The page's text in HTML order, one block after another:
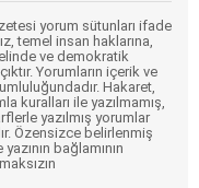
yorum sütunları ifade
temel insan haklarına,
ve demokratik
Yorumların içerik ve
Hakaret,
kuralları ile yazılmamış,
yazılmış yorumlar
Özensizce belirlenmiş
bağlamının